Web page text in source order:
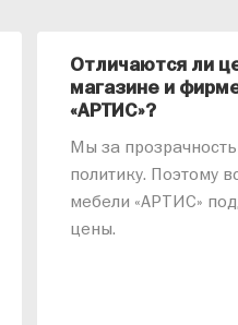
Отличаются ли
магазине и
«АРТИС»?
Мы за
политику. Поэтому
мебели «АРТИС»
цены.